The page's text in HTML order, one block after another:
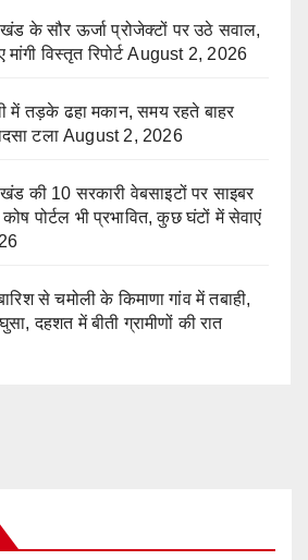
के सौर ऊर्जा प्रोजेक्टों पर उठे सवाल,
विस्तृत रिपोर्ट August 2, 2026
में तड़के ढहा मकान, समय रहते बाहर
टला August 2, 2026
की 10 सरकारी वेबसाइटों पर साइबर
पोर्टल भी प्रभावित, कुछ घंटों में सेवाएं
से चमोली के किमाणा गांव में तबाही,
दहशत में बीती ग्रामीणों की रात